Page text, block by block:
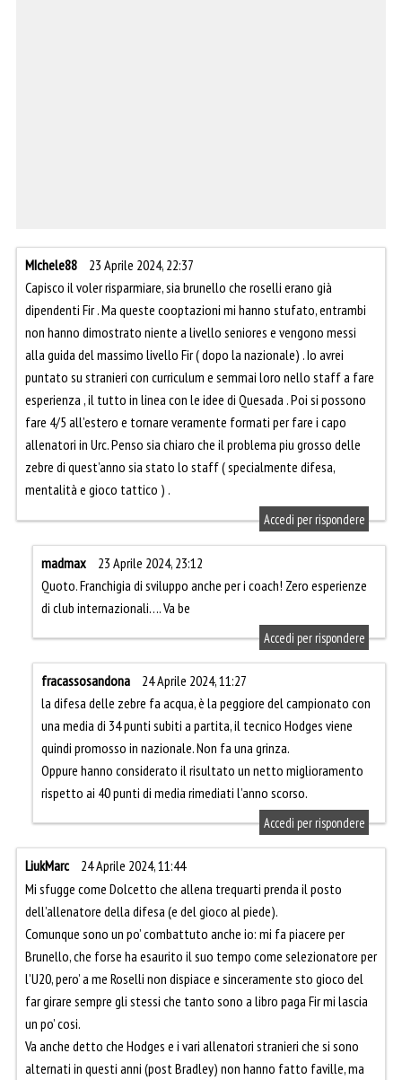
MIchele88
23 Aprile 2024, 22:37
Capisco il voler risparmiare, sia brunello che roselli erano già
dipendenti Fir . Ma queste cooptazioni mi hanno stufato, entrambi
non hanno dimostrato niente a livello seniores e vengono messi
alla guida del massimo livello Fir ( dopo la nazionale) . Io avrei
puntato su stranieri con curriculum e semmai loro nello staff a fare
esperienza , il tutto in linea con le idee di Quesada . Poi si possono
fare 4/5 all’estero e tornare veramente formati per fare i capo
allenatori in Urc. Penso sia chiaro che il problema piu grosso delle
zebre di quest’anno sia stato lo staff ( specialmente difesa,
mentalità e gioco tattico ) .
Accedi per rispondere
madmax
23 Aprile 2024, 23:12
Quoto. Franchigia di sviluppo anche per i coach! Zero esperienze
di club internazionali…. Va be
Accedi per rispondere
fracassosandona
24 Aprile 2024, 11:27
la difesa delle zebre fa acqua, è la peggiore del campionato con
una media di 34 punti subiti a partita, il tecnico Hodges viene
quindi promosso in nazionale. Non fa una grinza.
Oppure hanno considerato il risultato un netto miglioramento
rispetto ai 40 punti di media rimediati l’anno scorso.
Accedi per rispondere
LiukMarc
24 Aprile 2024, 11:44
Mi sfugge come Dolcetto che allena trequarti prenda il posto
dell’allenatore della difesa (e del gioco al piede).
Comunque sono un po’ combattuto anche io: mi fa piacere per
Brunello, che forse ha esaurito il suo tempo come selezionatore per
l’U20, pero’ a me Roselli non dispiace e sinceramente sto gioco del
far girare sempre gli stessi che tanto sono a libro paga Fir mi lascia
un po’ cosi.
Va anche detto che Hodges e i vari allenatori stranieri che si sono
alternati in questi anni (post Bradley) non hanno fatto faville, ma